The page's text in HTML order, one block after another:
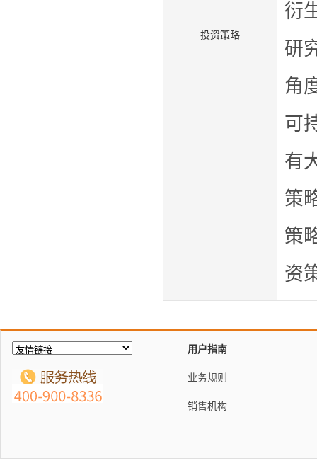
投资策略
衍
研
角
可
有
策
策
资
用户指南
业务规则
销售机构